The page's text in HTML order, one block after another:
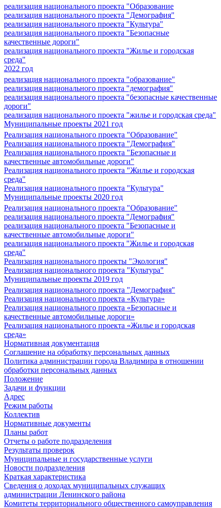
реализация национального проекта "Образование
реализация национального проекта "Демография"
реализация национального проекта "Культура"
реализация национального проекта "Безопасные
качественные дороги"
реализация национального проекта "Жилье и городская
среда"
2022 год
реализация национального проекта "образование"
реализация национального проекта "демография"
реализация национального проекта "безопасные качественные
дороги"
реализация национального проекта "жилье и городская среда"
Муниципальные проекты 2021 год
Реализация национального проекта "Образование"
Реализация национального проекта "Демография"
Реализация национального проекта "Безопасные и
качественные автомобильные дороги"
Реализация национального проекта "Жилье и городская
среда"
Реализация национального проекта "Культура"
Муниципальные проекты 2020 год
Реализация национального проекта "Образование"
реализация национального проекта "Демография"
реализация национального проекта "Безопасные и
качественные автомобильные дороги"
реализация национального проекта "Жилье и городская
среда"
Реализация национального проекты "Экология"
Реализация национального проекта "Культура"
Муниципальные проекты 2019 год
Реализация национального проекта "Демография"
Реализация национального проекта «Культура»
Реализация национального проекта «Безопасные и
качественные автомобильные дороги»
Реализация национального проекта «Жилье и городская
среда»
Нормативная документация
Соглашение на обработку персональных данных
Политика администрации города Владимира в отношении
обработки персональных данных
Положение
Задачи и функции
Адрес
Режим работы
Коллектив
Нормативные документы
Планы работ
Отчеты о работе подразделения
Результаты проверок
Муниципальные и государственные услуги
Новости подразделения
Краткая характеристика
Сведения о доходах муниципальных служащих
администрации Ленинского района
Комитеты территориального общественного самоуправления